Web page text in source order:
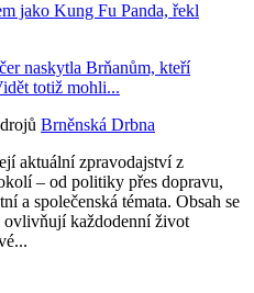
jako Kung Fu Panda, řekl
naskytla Brňanům, kteří
totiž mohli...
Brněnská Drbna
aktuální zpravodajství z
– od politiky přes dopravu,
a společenská témata. Obsah se
ovlivňují každodenní život